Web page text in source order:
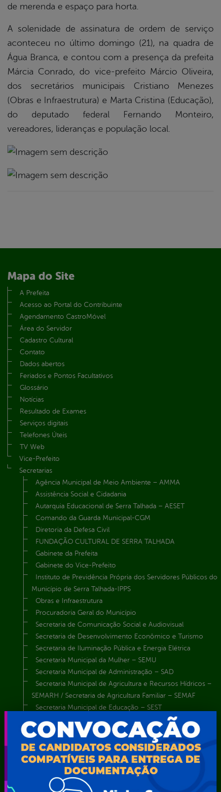
de merenda e espaço para horta.
A solenidade de assinatura de ordem de serviço
aconteceu no último domingo (21), na quadra de
Água Branca, e contou com a presença da prefeita
Márcia Conrado, do vice-prefeito Márcio Oliveira,
dos secretários municipais Cristiano Menezes
(Obras e Infraestrutura) e Marta Cristina (Educação),
do deputado federal Fernando Monteiro,
vereadores, lideranças e população local.
Mapa do Site
A Prefeita
Acesso ao Portal do Contribuinte
Agendamento CastroMóvel
Área do Servidor
Cadastro Cultural
Contato
Dados abertos
Feriados e Pontos Facultativos
Glossário
Notícias
Resultado de Exames
Serviços digitais
Telefones Úteis
TV Web
Vice-Prefeito
Secretarias
Agência Municipal de Meio Ambiente – AMMA
Assistência Social e Cidadania
Autarquia Educacional de Serra Talhada – AESET
Comando da Guarda Municipal-CGM
Diretoria da Defesa Civil
FUNDAÇÃO CULTURAL DE SERRA TALHADA
Gabinete da Prefeita
Gabinete do Vice-Prefeito
Instituto de Previdência Própria dos Servidores Públicos do
Município de Serra Talhada-IPPS
Obras e Infraestrutura
Procuradoria Geral do Município
Secretaria de Comunicação Social e Audiovisual
Secretaria de Desenvolvimento Econômico e Turismo
Secretaria de Iluminação Pública e Energia Elétrica
Secretaria Municipal da Mulher – SEMU
Secretaria Municipal de Administração – SAD
Secretaria Municipal de Agricultura e Recursos Hídricos –
SEMARH / Secretaria de Agricultura Familiar – SEMAF
Secretaria Municipal de Educação – SEST
Secretaria Municipal de Esporte e Lazer – SEMEL
Secretaria Municipal de Finanças – SECFIN
Secretaria Municipal de Governo – SEGOV
Secretaria Municipal de Meio Ambiente – SEMA
Secretaria Municipal de Planejamento e Gestão – SEPLAG
Secretaria Municipal de Relações Institucionais – SEMRI
Secretaria Municipal de Saúde – SMS